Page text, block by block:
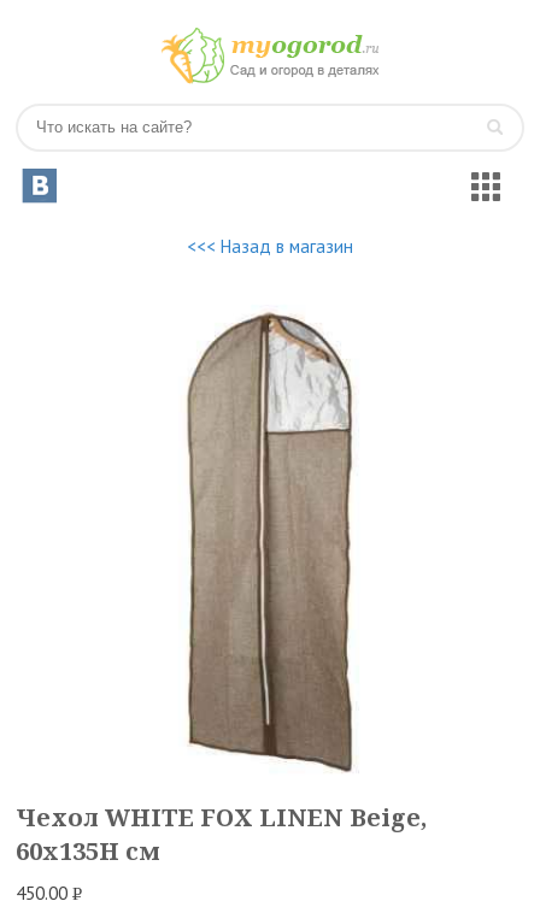
<<< Назад в магазин
Чехол WHITE FOX LINEN Beige,
60x135H см
450.00Р